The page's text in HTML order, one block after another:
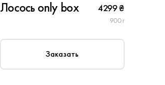
Лосось only box 4299 ₴
900 г
Заказать
1